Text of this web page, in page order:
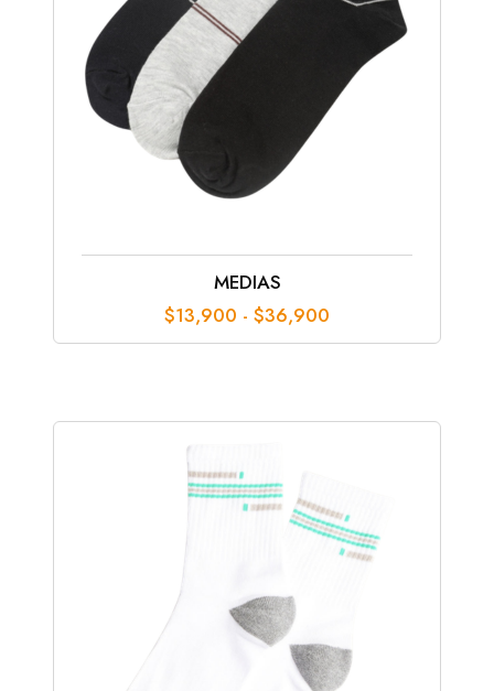
MEDIAS
$13,900 - $36,900
hasta